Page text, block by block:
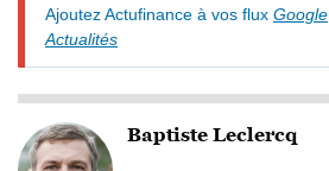
Ajoutez Actufinance à vos flux Google
Actualités
Baptiste Leclercq